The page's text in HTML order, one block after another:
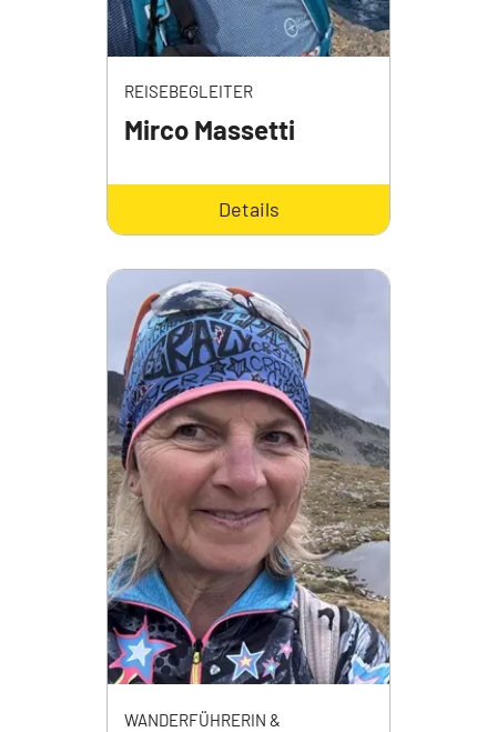
REISEBEGLEITER
Mirco Massetti
Details
WANDERFÜHRERIN &